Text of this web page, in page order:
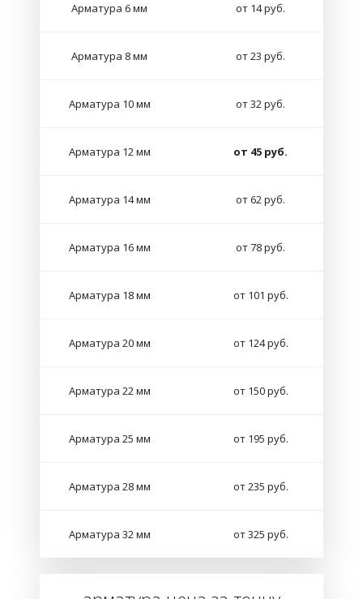
Арматура 6 мм от 14 руб.
Арматура 8 мм от 23 руб.
Арматура 10 мм от 32 руб.
Арматура 12 мм от 45 руб.
Арматура 14 мм от 62 руб.
Арматура 16 мм от 78 руб.
Арматура 18 мм от 101 руб.
Арматура 20 мм от 124 руб.
Арматура 22 мм от 150 руб.
Арматура 25 мм от 195 руб.
Арматура 28 мм от 235 руб.
Арматура 32 мм от 325 руб.